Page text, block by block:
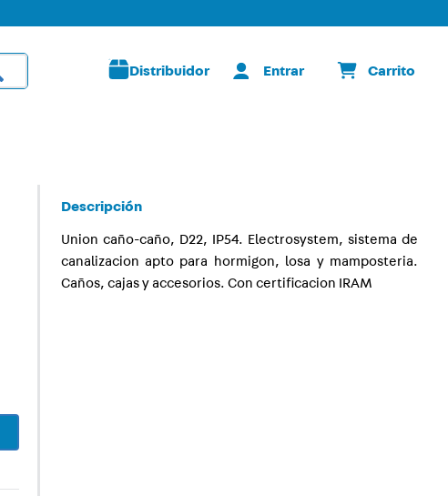
Distribuidor
Descripción
Union caño-caño, D22, IP54. Electrosystem, sistema de
canalizacion apto para hormigon, losa y mamposteria.
Caños, cajas y accesorios. Con certificacion IRAM